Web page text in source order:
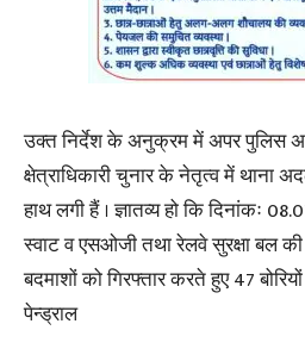
उक्त निर्देश के अनुक्रम में अपर पुलिस
क्षेत्राधिकारी चुनार के नेतृत्व में थाना
हाथ लगी हैं । ज्ञातव्य हो कि दिनांकः
स्वाट व एसओजी तथा रेलवे सुरक्षा बल
बदमाशों को गिरफ्तार करते हुए 47
पेन्ड्राल